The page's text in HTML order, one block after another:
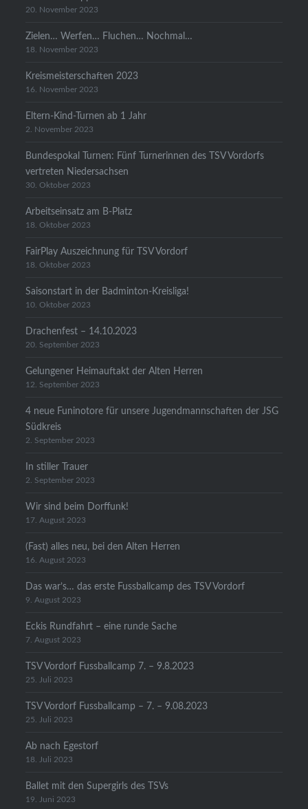
20. November 2023
Zielen… Werfen… Fluchen… Nochmal…
18. November 2023
Kreismeisterschaften 2023
16. November 2023
Eltern-Kind-Turnen ab 1 Jahr
2. November 2023
Bundespokal Turnen: Fünf Turnerinnen des TSV Vordorfs
vertreten Niedersachsen
30. Oktober 2023
Arbeitseinsatz am B-Platz
18. Oktober 2023
FairPlay Auszeichnung für TSV Vordorf
18. Oktober 2023
Saisonstart in der Badminton-Kreisliga!
10. Oktober 2023
Drachenfest – 14.10.2023
20. September 2023
Gelungener Heimauftakt der Alten Herren
12. September 2023
4 neue Funinotore für unsere Jugendmannschaften der JSG
Südkreis
2. September 2023
In stiller Trauer
2. September 2023
Wir sind beim Dorffunk!
17. August 2023
(Fast) alles neu, bei den Alten Herren
16. August 2023
Das war’s… das erste Fussballcamp des TSV Vordorf
9. August 2023
Eckis Rundfahrt – eine runde Sache
7. August 2023
TSV Vordorf Fussballcamp 7. – 9.8.2023
25. Juli 2023
TSV Vordorf Fussballcamp – 7. – 9.08.2023
25. Juli 2023
Ab nach Egestorf
18. Juli 2023
Ballet mit den Supergirls des TSVs
19. Juni 2023